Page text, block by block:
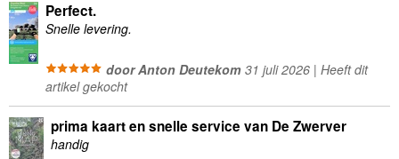
Perfect.
Snelle levering.
door Anton Deutekom31 juli 2026 | Heeft dit
artikel gekocht
prima kaart en snelle service van De Zwerver
handig